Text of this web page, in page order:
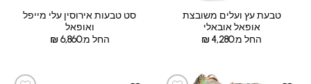
טבעת עץ ועלים משובצת
אופאל אובאלי
החל מ:
₪4,280
סט טבעות אירוסין עלי מייפל
ואופאל
החל מ:
₪6,860